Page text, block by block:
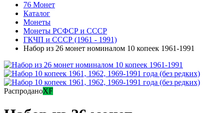
76 Монет
Каталог
Монеты
Монеты РСФСР и СССР
ГКЧП и СССР (1961 - 1991)
Набор из 26 монет номиналом 10 копеек 1961-1991
РаспроданоXF